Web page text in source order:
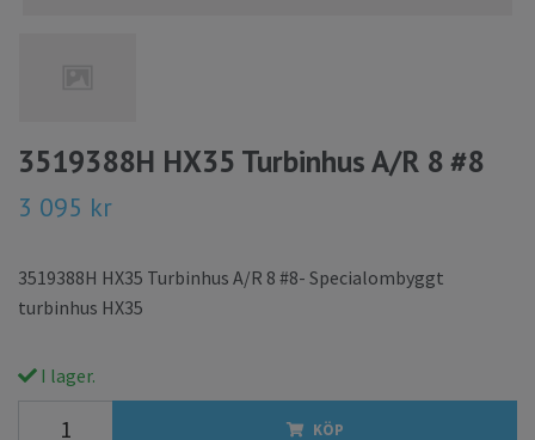
3519388H HX35 Turbinhus A/R 8 #8
3 095 kr
3519388H HX35 Turbinhus A/R 8 #8- Specialombyggt
turbinhus HX35
I lager.
KÖP